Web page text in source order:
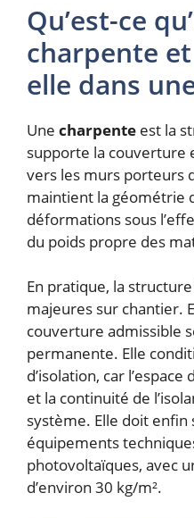
Qu’est-ce
charpente
elle dans
Une charpente est la
supporte la
vers les murs porteurs
maintient la géométrie
déformations sous
du poids propre des
En pratique, la
majeures sur chantier.
couverture admissible
permanente. Elle
d’isolation, car
et la continuité de
système. Elle doit
équipements
photovoltaïques, avec
d’environ 30 kg/m².